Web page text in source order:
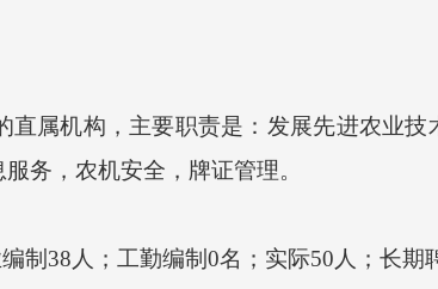
属机构，主要职责是：发展先进农业
务，农机安全，牌证管理。
制 38 人；工勤编制 0名；实际50 人；长期